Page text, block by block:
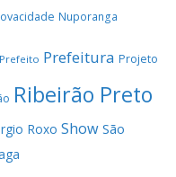
Nuporanga
Prefeito Prefeitura Projeto
Ribeirão Preto
Roxo Show São